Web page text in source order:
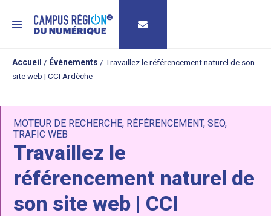
MENU
Accueil / Évènements / Travaillez le référencement naturel de son
site web | CCI Ardèche
MOTEUR DE RECHERCHE, RÉFÉRENCEMENT, SEO,
TRAFIC WEB
Travaillez le
référencement naturel de
son site web | CCI